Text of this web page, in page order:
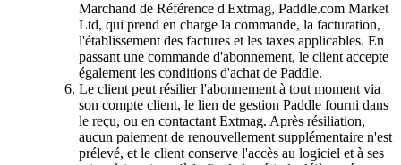
Marchand de Référence d'Extmag, Paddle.com Market
Ltd, qui prend en charge la commande, la facturation,
l'établissement des factures et les taxes applicables. En
passant une commande d'abonnement, le client accepte
également les conditions d'achat de Paddle.
Le client peut résilier l'abonnement à tout moment via
son compte client, le lien de gestion Paddle fourni dans
le reçu, ou en contactant Extmag. Après résiliation,
aucun paiement de renouvellement supplémentaire n'est
prélevé, et le client conserve l'accès au logiciel et à ses